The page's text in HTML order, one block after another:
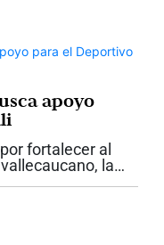
apoyo
fortalecer al
la